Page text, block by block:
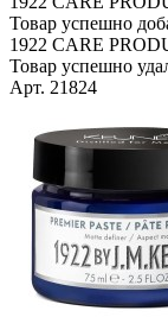
Товар успешно
1922 CARE
Товар успешно
Арт. 21824